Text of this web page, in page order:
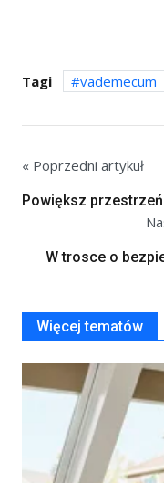
Tagi vademecum
« Poprzedni artykuł
Powiększ
W trosce o
Więcej tematów